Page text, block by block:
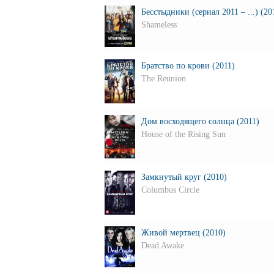
Бесстыдники (сериал 2011 – ...)
Shameless
Братство по крови (2011)
The Reunion
Дом восходящего солнца (2011)
House of the Rising Sun
Замкнутый круг (2010)
Columbus Circle
Живой мертвец (2010)
Dead Awake